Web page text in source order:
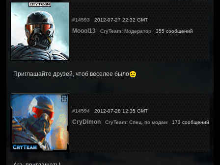
#14593 2012-07-27 22:32 GMT
Moool13 CryTeam: Модератор 355 сообщений
Приглашайте друзей, чтоб веселее было
#14594 2012-07-28 12:35 GMT
CryDimon CryTeam: Спец. по модам 173 сообщений